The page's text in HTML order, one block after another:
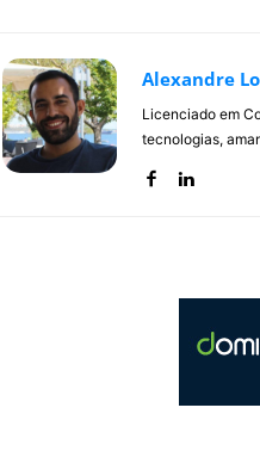
Alexandre
Licenciado em
tecnologias,